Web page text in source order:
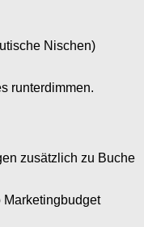
Nischen)
runterdimmen.
zusätzlich zu Buche
Marketingbudget